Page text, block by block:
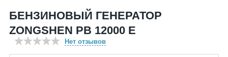
БЕНЗИНОВЫЙ ГЕНЕРАТОР
ZONGSHEN PB 12000 E
Нет отзывов